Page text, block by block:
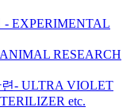
- EXPERIMENTAL
RESEARCH
- ULTRA VIOLET
etc.